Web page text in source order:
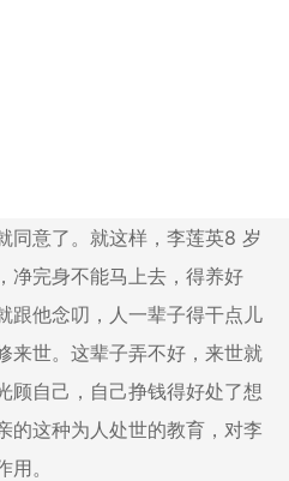
同意了。就这样，李莲英8 岁
净完身不能马上去，得养好
跟他念叨，人一辈子得干点儿
来世。这辈子弄不好，来世就
顾自己，自己挣钱得好处了想
的这种为人处世的教育，对李
。